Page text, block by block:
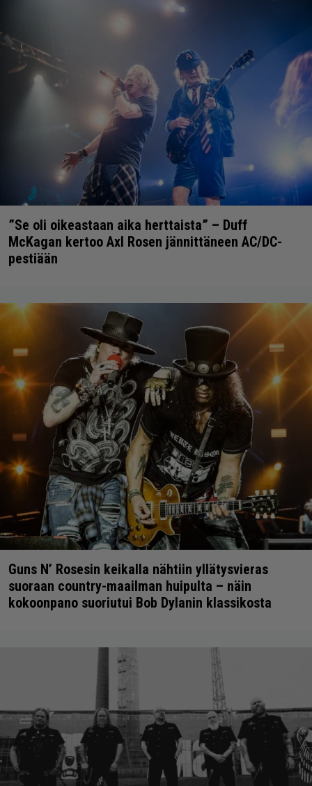
”Se oli oikeastaan aika herttaista” – Duff
McKagan kertoo Axl Rosen jännittäneen AC/DC-
pestiään
Guns N’ Rosesin keikalla nähtiin yllätysvieras
suoraan country-maailman huipulta – näin
kokoonpano suoriutui Bob Dylanin klassikosta